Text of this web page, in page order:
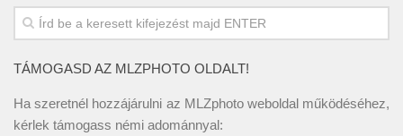
TÁMOGASD AZ MLZPHOTO OLDALT!
Ha szeretnél hozzájárulni az MLZphoto weboldal működéséhez,
kérlek támogass némi adománnyal: